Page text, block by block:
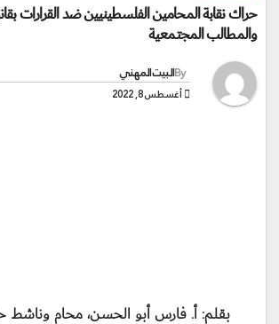
حراك نقابة المحامين الفلسطينيين ضد القرارات
والمطالب المجتمعية
Byالبيت المهني
أغسطس 8, 2022
بقلم: أ. فارس أبو الحسن، محام وناشط